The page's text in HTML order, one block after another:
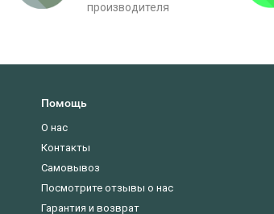
производителя
Помощь
О нас
Контакты
Самовывоз
Посмотрите отзывы о нас
Гарантия и возврат